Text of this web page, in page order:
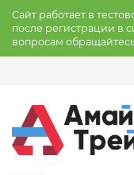
Сайт работает в
после регистрации в
вопросам